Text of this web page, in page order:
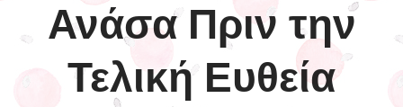
Ανάσα Πριν την
Τελική Ευθεία